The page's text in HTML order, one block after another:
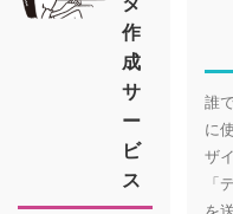
作
成
サ
ー
ビ
ス
誰
に
ザ
「